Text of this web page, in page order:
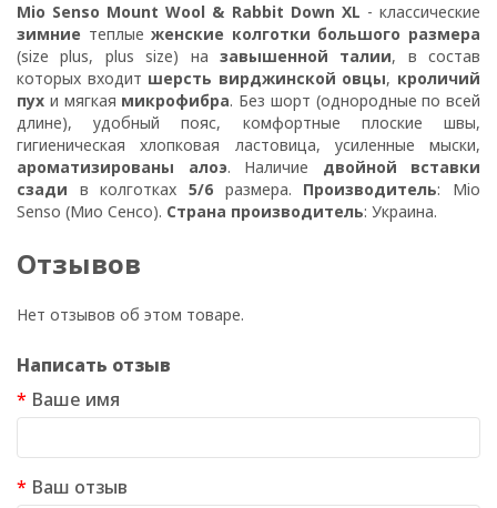
Mio Senso Mount Wool & Rabbit Down XL - классические
зимние теплыеженские колготки большого размера
(size plus, plus size) на завышенной талии, в состав
которых входит шерсть вирджинской овцы, кроличий
пух и мягкая микрофибра. Без шорт (однородные по всей
длине), удобный пояс, комфортные плоские швы,
гигиеническая хлопковая ластовица, усиленные мыски,
ароматизированы алоэ. Наличие двойной вставки
сзади в колготках 5/6 размера. Производитель: Mio
Senso (Мио Сенсо). Страна производитель: Украина.
Отзывов
Нет отзывов об этом товаре.
Написать отзыв
Ваше имя
Ваш отзыв